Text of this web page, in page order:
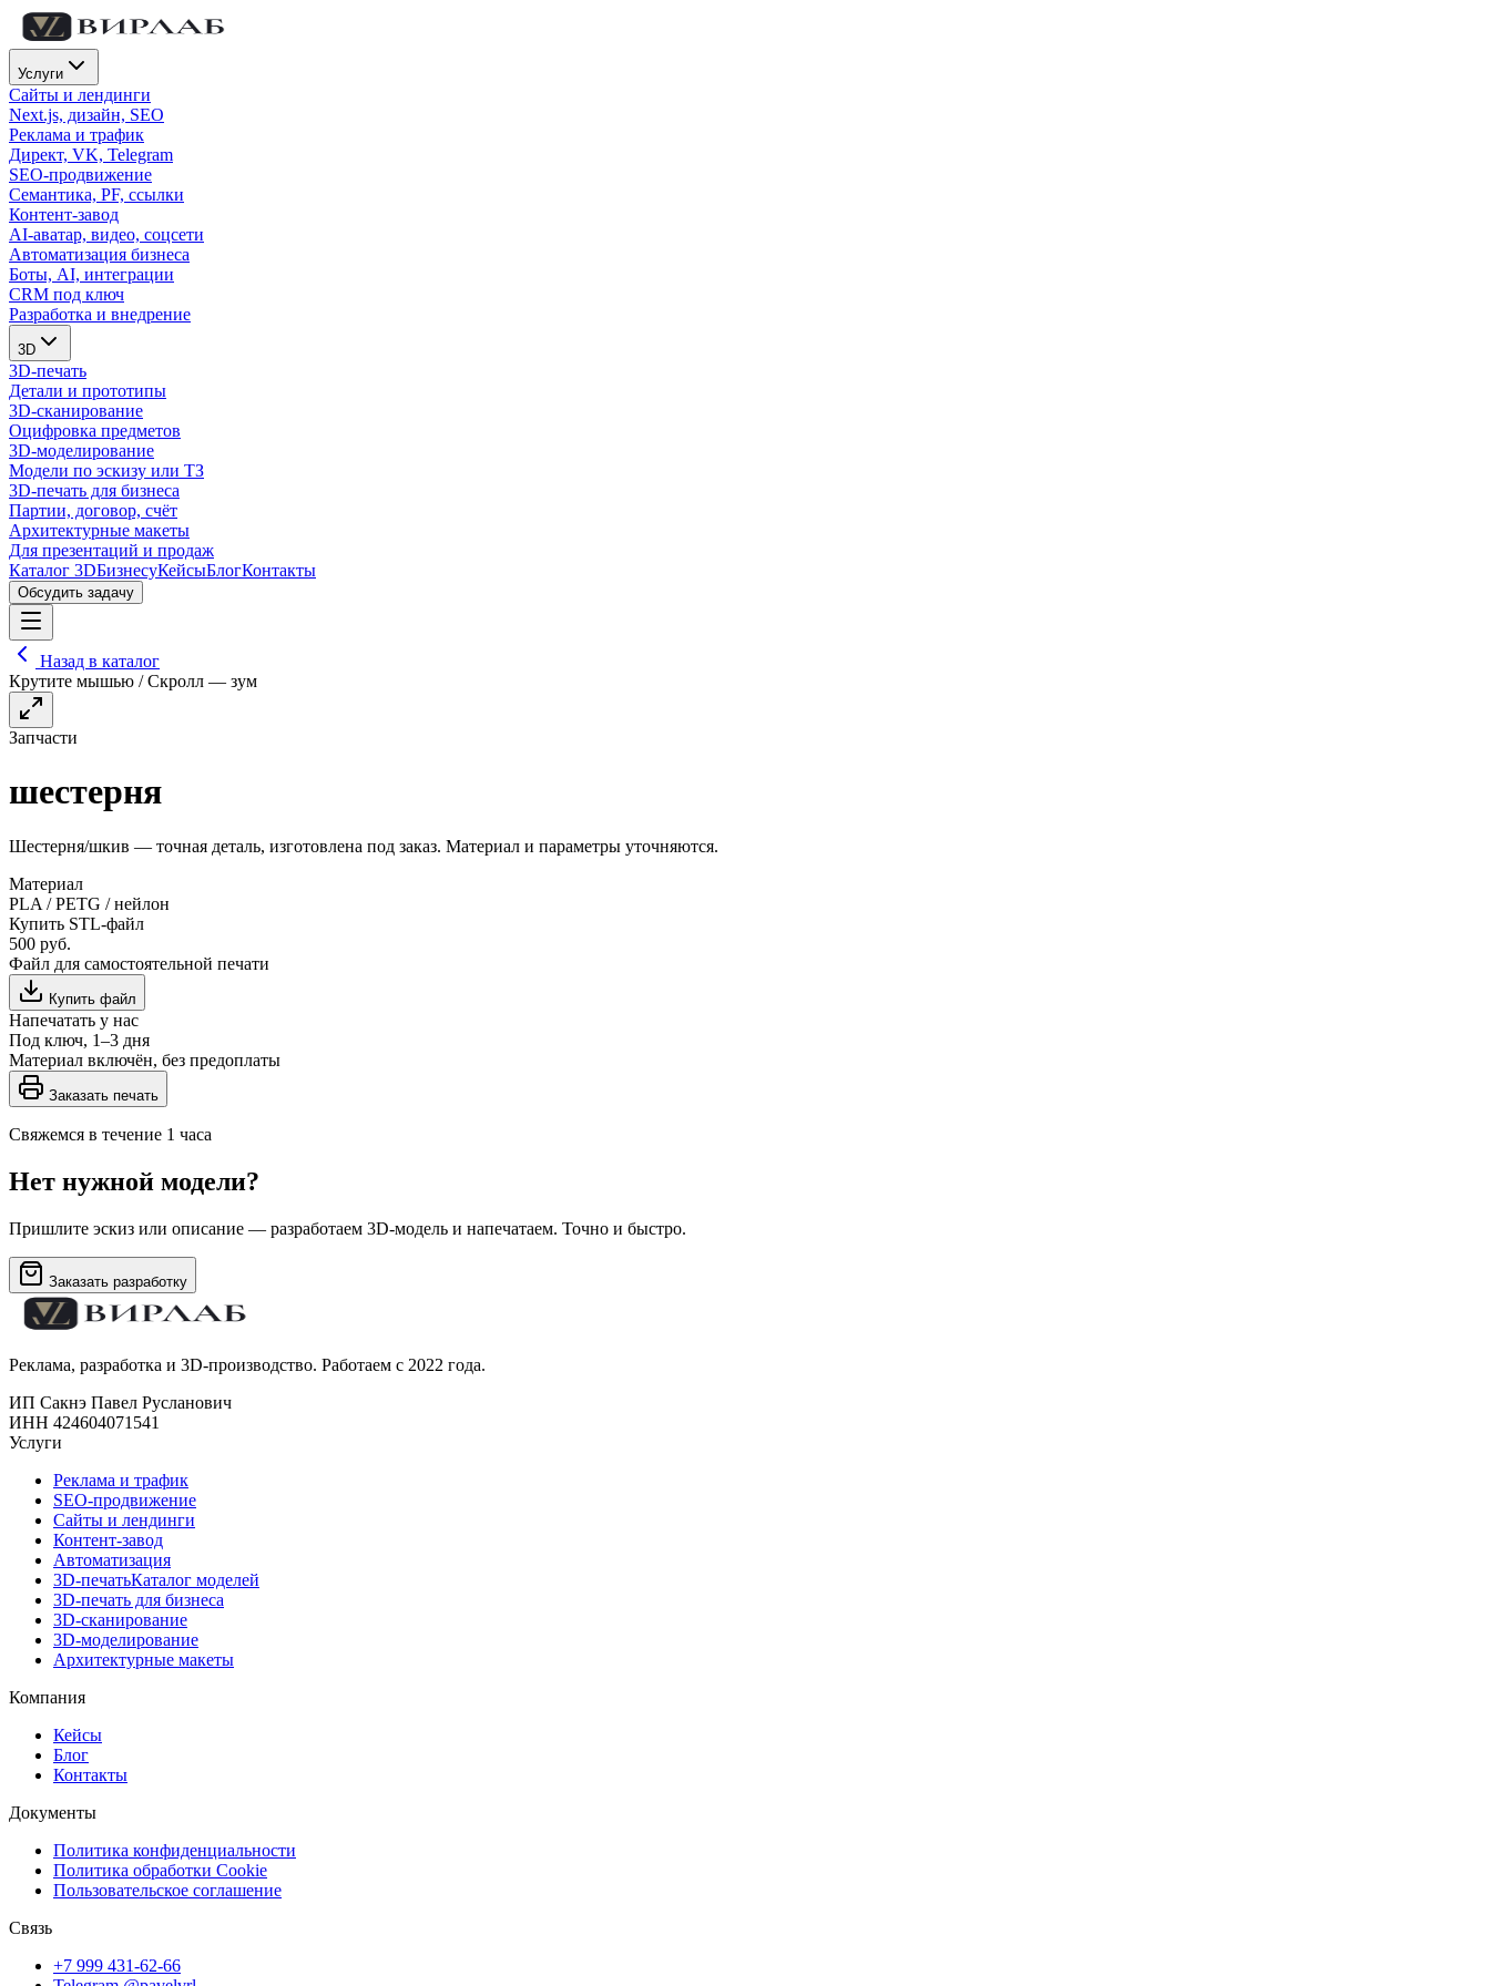
Услуги
Сайты и лендинги
Next.js, дизайн, SEO
Реклама и трафик
Директ, VK, Telegram
SEO-продвижение
Семантика, PF, ссылки
Контент-завод
AI-аватар, видео, соцсети
Автоматизация бизнеса
Боты, AI, интеграции
CRM под ключ
Разработка и внедрение
3D
3D-печать
Детали и прототипы
3D-сканирование
Оцифровка предметов
3D-моделирование
Модели по эскизу или ТЗ
3D-печать для бизнеса
Партии, договор, счёт
Архитектурные макеты
Для презентаций и продаж
Каталог 3DБизнесуКейсыБлогКонтакты
Обсудить задачу
Назад в каталог
Крутите мышью / Скролл — зум
Запчасти
шестерня
Шестерня/шкив — точная деталь, изготовлена под заказ. Материал и параметры уточняются.
Материал
PLA / PETG / нейлон
Купить STL-файл
500 руб.
Файл для самостоятельной печати
Купить файл
Напечатать у нас
Под ключ, 1–3 дня
Материал включён, без предоплаты
Заказать печать
Свяжемся в течение 1 часа
Нет нужной модели?
Пришлите эскиз или описание — разработаем 3D-модель и напечатаем. Точно и быстро.
Заказать разработку
Реклама, разработка и 3D-производство. Работаем с 2022 года.
ИП Сакнэ Павел Русланович
ИНН 424604071541
Услуги
Реклама и трафик
SEO-продвижение
Сайты и лендинги
Контент-завод
Автоматизация
3D-печатьКаталог моделей
3D-печать для бизнеса
3D-сканирование
3D-моделирование
Архитектурные макеты
Компания
Кейсы
Блог
Контакты
Документы
Политика конфиденциальности
Политика обработки Cookie
Пользовательское соглашение
Связь
+7 999 431-62-66